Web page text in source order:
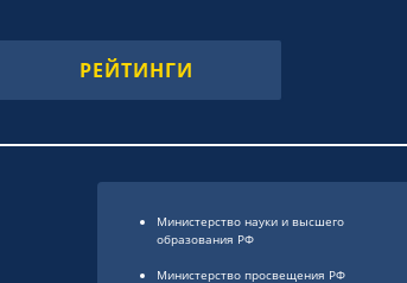
РЕЙТИНГИ
Министерство науки и высшего
образования РФ
Министерство просвещения РФ